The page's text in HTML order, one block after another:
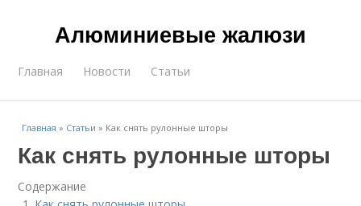
Алюминиевые жалюзи
Главная Новости Статьи
Главная » Статьи » Как снять рулонные шторы
Как снять рулонные шторы
Содержание